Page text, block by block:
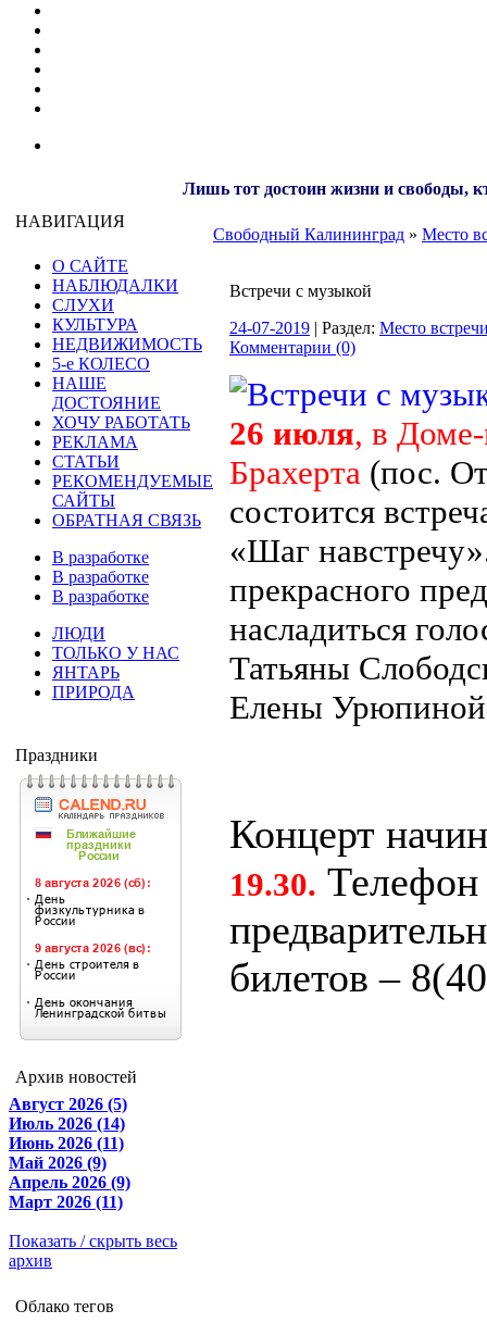
Лишь тот достоин жизни и свободы,
НАВИГАЦИЯ
О САЙТЕ
НАБЛЮДАЛКИ
СЛУХИ
КУЛЬТУРА
НЕДВИЖИМОСТЬ
5-е КОЛЕСО
НАШЕ
ДОСТОЯНИЕ
ХОЧУ РАБОТАТЬ
РЕКЛАМА
СТАТЬИ
РЕКОМЕНДУЕМЫЕ
САЙТЫ
ОБРАТНАЯ СВЯЗЬ
В разработке
В разработке
В разработке
ЛЮДИ
ТОЛЬКО У НАС
ЯНТАРЬ
ПРИРОДА
Праздники
Архив новостей
Август 2026 (5)
Июль 2026 (14)
Июнь 2026 (11)
Май 2026 (9)
Апрель 2026 (9)
Март 2026 (11)
Показать / скрыть весь
архив
Облако тегов
Свободный Калининград » Место
Встречи с музыкой
24-07-2019 | Раздел: Место
Комментарии (0)
26 июля, в
Брахерта (пос.
состоится
«Шаг
прекрасного
насладиться
Татьяны
Елены
Концерт
19.30. Телефон
билетов –